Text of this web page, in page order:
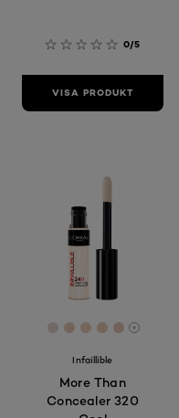
0/5
VISA PRODUKT
[Color]: #E5D2CB
[Color]:
[Color]:
[Color]:
[Color]:
More
Infaillible
More Than
Concealer 320